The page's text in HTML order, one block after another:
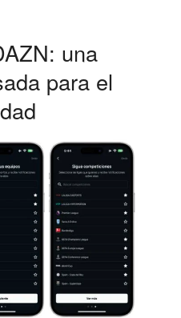
una
para el